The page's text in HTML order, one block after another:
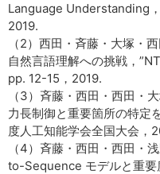
Language Understanding
2019.
（2）西田・斉藤・大塚・
自然言語理解への挑戦，
pp. 12-15，2019.
（3）斉藤・西田・西田・
力長制御と重要箇所の特定
度人工知能学会全国大会，
（4）斉藤・西田・西田・
to-Sequence モデルと重要